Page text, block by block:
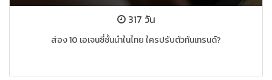
317 วัน
ส่อง 10 เอเจนซี่ชั้นนำในไทย ใครปรับตัวทันเทรนด์?